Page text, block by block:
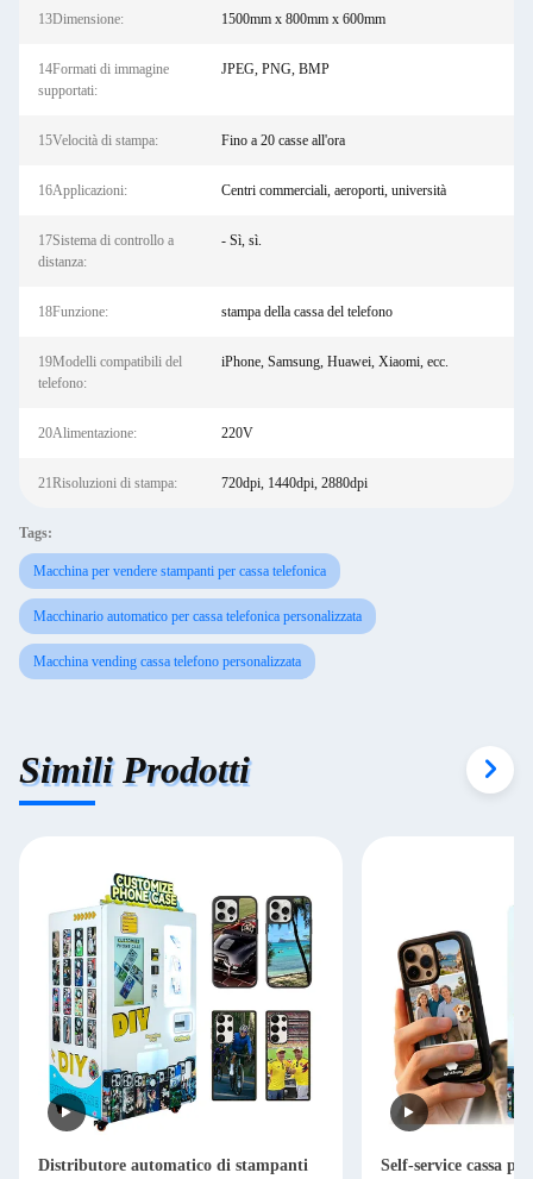
13Dimensione: 1500mm x 800mm x 600mm
14Formati di immagine
supportati:
JPEG, PNG, BMP
15Velocità di stampa: Fino a 20 casse all'ora
16Applicazioni: Centri commerciali, aeroporti, università
17Sistema di controllo a
distanza:
- Sì, sì.
18Funzione: stampa della cassa del telefono
19Modelli compatibili del
telefono:
iPhone, Samsung, Huawei, Xiaomi, ecc.
20Alimentazione: 220V
21Risoluzioni di stampa: 720dpi, 1440dpi, 2880dpi
Tags:
Macchina per vendere stampanti per cassa telefonica
Macchinario automatico per cassa telefonica personalizzata
Macchina vending cassa telefono personalizzata
Simili Prodotti
Distributore automatico di stampanti
Self-service cassa